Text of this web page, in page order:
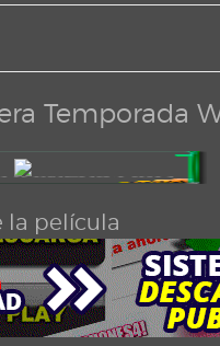
Temporada
la película